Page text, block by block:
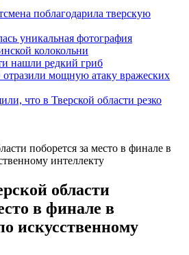
поблагодарила тверскую
уникальная фотография
колокольни
нашли редкий гриб
мощную атаку вражеских
что в Тверской области резко
поборется за место в финале в
интеллекту
области
в финале в
искусственному